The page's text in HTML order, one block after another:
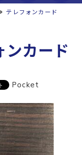
テレフォンカード
ンカード
Pocket